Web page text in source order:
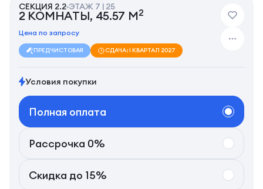
СЕКЦИЯ 2.2 ЭТАЖ 7 | 25
2 КОМНАТЫ, 45.57 М2
Цена по запросу
ПРЕДЧИСТОВАЯ СДАЧА: I КВАРТАЛ 2027
Условия покупки
Полная оплата
Рассрочка 0%
Скидка до 15%